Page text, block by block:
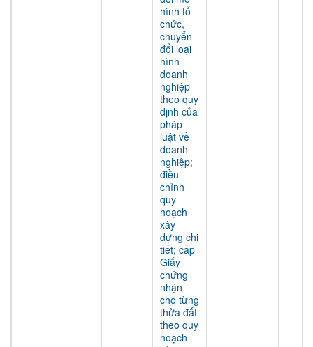
hình tổ
chức,
chuyển
đổi loại
hình
doanh
nghiệp
theo quy
định của
pháp
luật về
doanh
nghiệp;
điều
chỉnh
quy
hoạch
xây
dựng chi
tiết; cấp
Giấy
chứng
nhận
cho từng
thửa đất
theo quy
hoạch